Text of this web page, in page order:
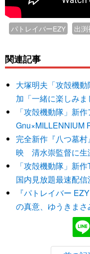
パトレイバーEZY 出渕
関連記事
大塚明夫「攻殻機
加「一緒に楽しみ
「攻殻機動隊」新
Gnu×MILLENNIUM
完全新作『八つ墓
映 清水崇監督に生
「攻殻機動隊」新
国内見放題最速配信
『パトレイバー
の真意、ゆうきま